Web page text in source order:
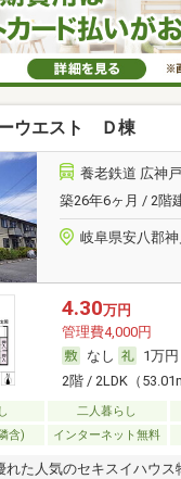
ウエスト Ｄ棟
養老鉄道 広神
築26年6ヶ月 / 2階
岐阜県安八郡
4.30万円
管理費4,000円
なし
1万円
2階 / 2LDK（
二人暮らし
含)
インターネット無料
れた人気のセキスイハウス